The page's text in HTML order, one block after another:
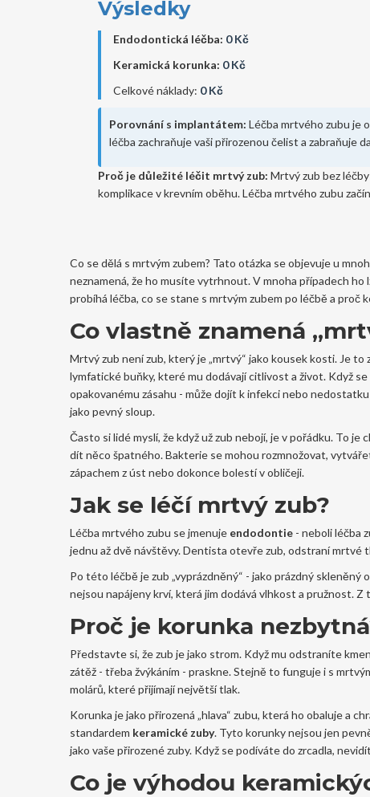
Výsledky
Endodontická léčba: 0 Kč
Keramická korunka: 0 Kč
Celkové náklady: 0 Kč
Porovnání s implantátem: Léčba mrtvého zubu je
léčba zachraňuje vaši přirozenou čelist a zabraňuje
Proč je důležité léčit mrtvý zub: Mrtvý zub bez
komplikace v krevním oběhu. Léčba mrtvého zubu
Co se dělá s mrtvým zubem? Tato otázka se objevuje u
neznamená, že ho musíte vytrhnout. V mnoha případech
probíhá léčba, co se stane s mrtvým zubem po léčbě a proč
Co vlastně znamená
Mrtvý zub není zub, který je „mrtvý“ jako kousek kosti. Je to
lymfatické buňky, které mu dodávají citlivost a život. Když
opakovanému zásahu - může dojít k infekci nebo
jako pevný sloup.
Často si lidé myslí, že když už zub nebojí, je v pořádku. To
dít něco špatného. Bakterie se mohou rozmnožovat,
zápachem z úst nebo dokonce bolestí v obličeji.
Jak se léčí mrtvý zub?
Léčba mrtvého zubu se jmenuje endodontie - neboli léčba
jednu až dvě návštěvy. Dentista otevře zub, odstraní mrtvé
Po této léčbě je zub „vyprázdněný“ - jako prázdný
nejsou napájeny krví, která jim dodává vlhkost a pružnost.
Proč je korunka
Představte si, že zub je jako strom. Když mu odstraníte
zátěž - třeba žvýkáním - praskne. Stejně to funguje i s
molárů, které přijímají největší tlak.
Korunka je jako přirozená „hlava“ zubu, která ho obaluje a
standardem keramické zuby. Tyto korunky nejsou jen
jako vaše přirozené zuby. Když se podíváte do zrcadla,
Co je výhodou